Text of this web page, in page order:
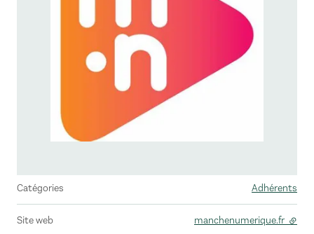
Catégories Adhérents
Site web manchenumerique.fr - lien